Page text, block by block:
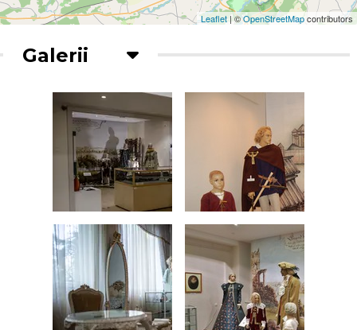
Leaflet | ©OpenStreetMapcontributors
Galerii